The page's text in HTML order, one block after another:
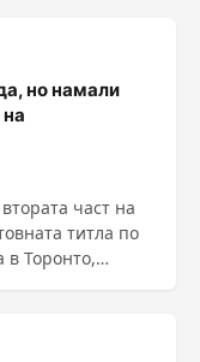
но намали
част на
титла по
в Торонто,